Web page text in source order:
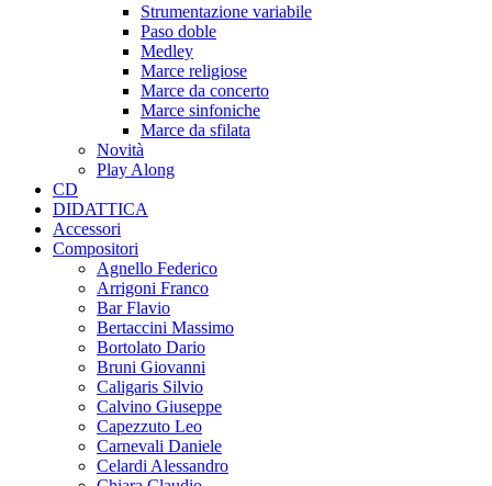
Strumentazione variabile
Paso doble
Medley
Marce religiose
Marce da concerto
Marce sinfoniche
Marce da sfilata
Novità
Play Along
CD
DIDATTICA
Accessori
Compositori
Agnello Federico
Arrigoni Franco
Bar Flavio
Bertaccini Massimo
Bortolato Dario
Bruni Giovanni
Caligaris Silvio
Calvino Giuseppe
Capezzuto Leo
Carnevali Daniele
Celardi Alessandro